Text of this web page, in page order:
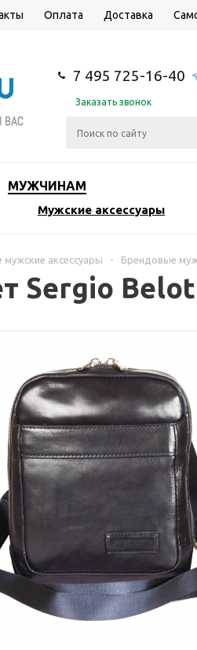
Оплата Доставка
7 495 725-16-40
Заказать звонок
МУЖЧИНАМ
Мужские аксессуары
аксессуары - Брендовые
Sergio